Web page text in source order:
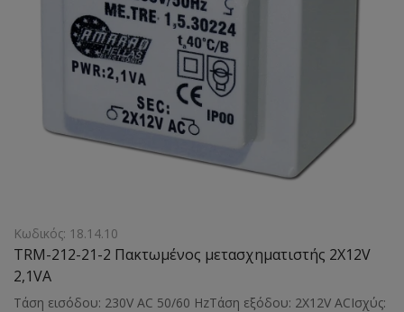
Κωδικός: 18.14.10
TRM-212-21-2 Πακτωμένος μετασχηματιστής 2X12V
2,1VA
Τάση εισόδου: 230V AC 50/60 HzΤάση εξόδου: 2X12V ACΙσχύς: